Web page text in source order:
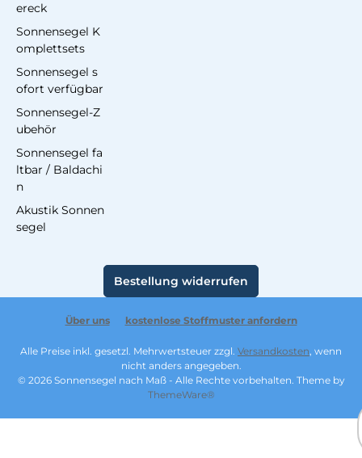
ereck
Sonnensegel K
omplettsets
Sonnensegel s
ofort verfügbar
Sonnensegel-Z
ubehör
Sonnensegel fa
ltbar / Baldachi
n
Akustik Sonnen
segel
Bestellung widerrufen
Über uns kostenlose Stoffmuster anfordern
Alle Preise inkl. gesetzl. Mehrwertsteuer zzgl. Versandkosten, wenn
nicht anders angegeben.
© 2026 Sonnensegel nach Maß - Alle Rechte vorbehalten. Theme by
ThemeWare®